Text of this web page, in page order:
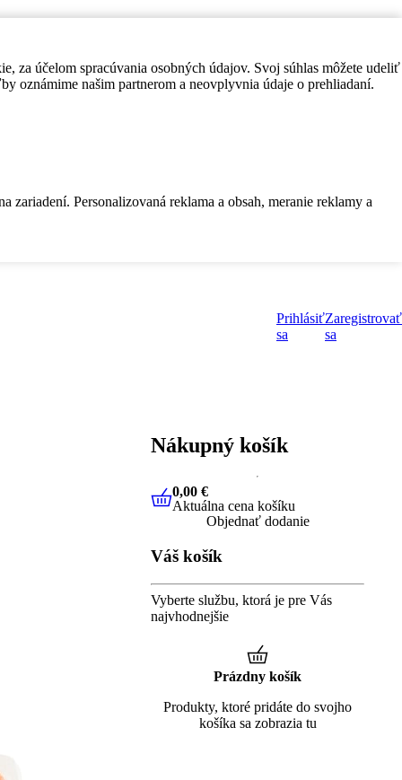
za účelom spracúvania osobných údajov. Svoj súhlas môžete udeliť
oznámime našim partnerom a neovplyvnia údaje o prehliadaní.
Personalizovaná reklama a obsah, meranie reklamy a
Prihlásiť
sa
Zaregistrovať
sa
Nákupný košík
0,00 €Aktuálna cena košíku
0,00 €
Aktuálna cena košíku
Objednať dodanie
Váš košík
Vyberte službu, ktorá je pre Vás
najvhodnejšie
Prázdny košík
Produkty, ktoré pridáte do svojho
košíka sa zobrazia tu